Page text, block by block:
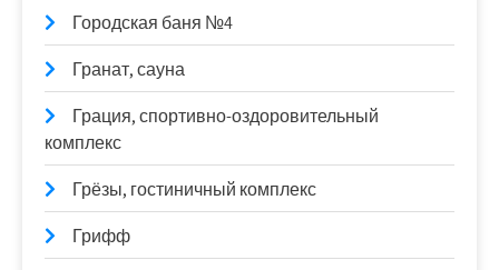
Городская баня №4
Гранат, сауна
Грация, спортивно-оздоровительный
комплекс
Грёзы, гостиничный комплекс
Грифф